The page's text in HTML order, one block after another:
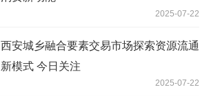
2025-07-22
西安城乡融合要素交易市场探索资源流通
新模式 今日关注
2025-07-22